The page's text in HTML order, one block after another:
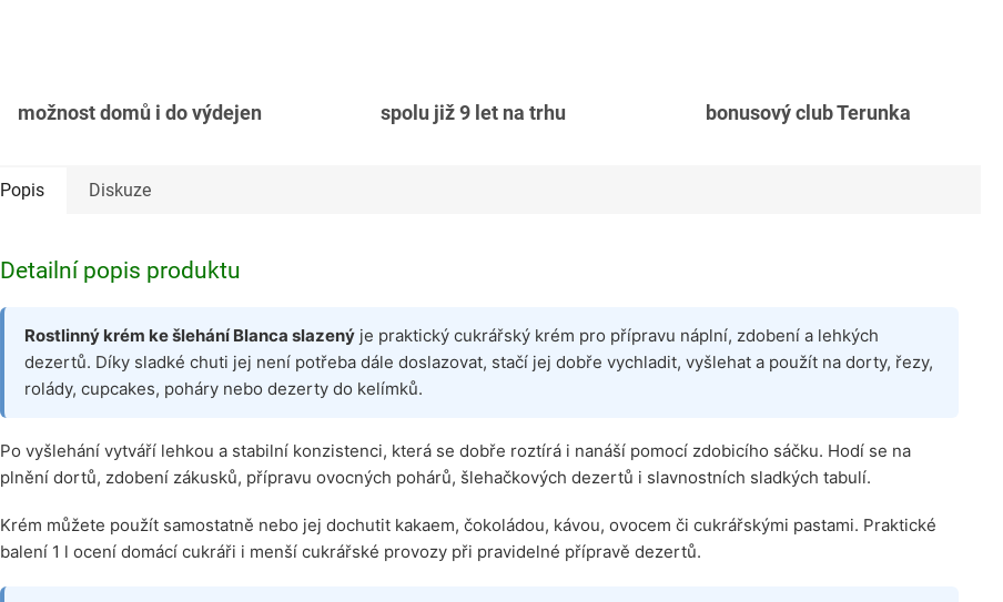
možnost domů i do výdejen spolu již 9 let na trhu bonusový club Terunka
Popis Diskuze
Detailní popis produktu
Rostlinný krém ke šlehání Blanca slazený je praktický cukrářský krém pro přípravu náplní, zdobení a lehkých
dezertů. Díky sladké chuti jej není potřeba dále doslazovat, stačí jej dobře vychladit, vyšlehat a použít na dorty, řezy,
rolády, cupcakes, poháry nebo dezerty do kelímků.
Po vyšlehání vytváří lehkou a stabilní konzistenci, která se dobře roztírá i nanáší pomocí zdobicího sáčku. Hodí se na
plnění dortů, zdobení zákusků, přípravu ovocných pohárů, šlehačkových dezertů i slavnostních sladkých tabulí.
Krém můžete použít samostatně nebo jej dochutit kakaem, čokoládou, kávou, ovocem či cukrářskými pastami. Praktické
balení 1 l ocení domácí cukráři i menší cukrářské provozy při pravidelné přípravě dezertů.